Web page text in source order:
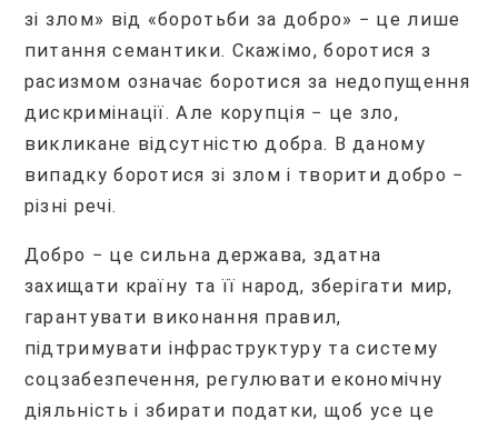
зі злом» від «боротьби за добро» − це лише
питання семантики. Скажімо, боротися з
расизмом означає боротися за недопущення
дискримінації. Але корупція − це зло,
викликане відсутністю добра. В даному
випадку боротися зі злом і творити добро −
різні речі.
Добро − це сильна держава, здатна
захищати країну та її народ, зберігати мир,
гарантувати виконання правил,
підтримувати інфраструктуру та систему
соцзабезпечення, регулювати економічну
діяльність і збирати податки, щоб усе це